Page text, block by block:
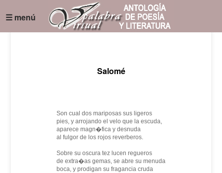
☰ menú
Salomé
Son cual dos mariposas sus ligeros
pies, y arrojando el velo que la escuda,
aparece magn�fica y desnuda
al fulgor de los rojos reverberos.
Sobre su oscura tez lucen regueros
de extra�as gemas, se abre su menuda
boca, y prodigan su fragancia cruda